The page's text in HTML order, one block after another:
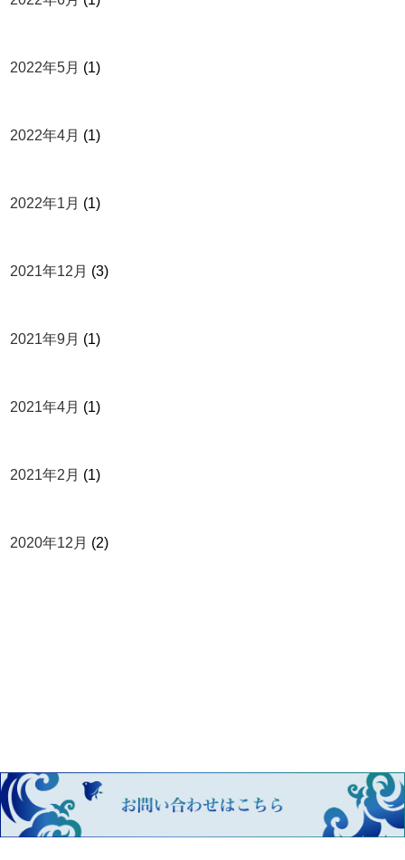
2022年5月 (1)
2022年4月 (1)
2022年1月 (1)
2021年12月 (3)
2021年9月 (1)
2021年4月 (1)
2021年2月 (1)
2020年12月 (2)